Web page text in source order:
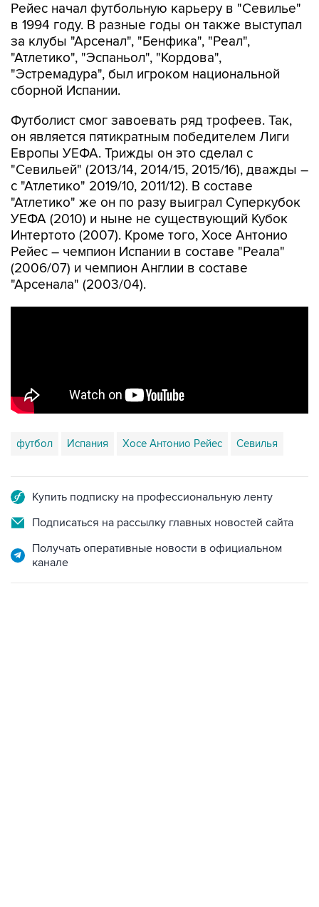
Рейес начал футбольную карьеру в "Севилье"
в 1994 году. В разные годы он также выступал
за клубы "Арсенал", "Бенфика", "Реал",
"Атлетико", "Эспаньол", "Кордова",
"Эстремадура", был игроком национальной
сборной Испании.
Футболист смог завоевать ряд трофеев. Так,
он является пятикратным победителем Лиги
Европы УЕФА. Трижды он это сделал с
"Севильей" (2013/14, 2014/15, 2015/16), дважды –
с "Атлетико" 2019/10, 2011/12). В составе
"Атлетико" же он по разу выиграл Суперкубок
УЕФА (2010) и ныне не существующий Кубок
Интертото (2007). Кроме того, Хосе Антонио
Рейес – чемпион Испании в составе "Реала"
(2006/07) и чемпион Англии в составе
"Арсенала" (2003/04).
футбол Испания Хосе Антонио Рейес Севилья
Купить подписку на профессиональную ленту
Подписаться на рассылку главных новостей сайта
Получать оперативные новости в официальном
канале